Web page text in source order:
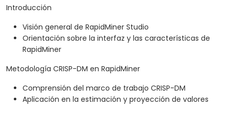
Introducción
Visión general de RapidMiner Studio
Orientación sobre la interfaz y las características de
RapidMiner
Metodología CRISP-DM en RapidMiner
Comprensión del marco de trabajo CRISP-DM
Aplicación en la estimación y proyección de valores